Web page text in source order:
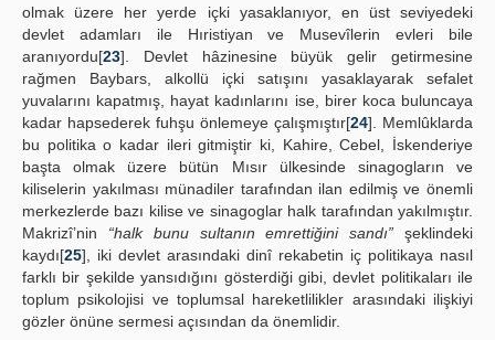
olmak üzere her yerde içki yasaklanıyor, en üst seviyedeki
devlet adamları ile Hıristiyan ve Musevîlerin evleri bile
aranıyordu[23]. Devlet hâzinesine büyük gelir getirmesine
rağmen Baybars, alkollü içki satışını yasaklayarak sefalet
yuvalarını kapatmış, hayat kadınlarını ise, birer koca buluncaya
kadar hapsederek fuhşu önlemeye çalışmıştır[24]. Memlûklarda
bu politika o kadar ileri gitmiştir ki, Kahire, Cebel, İskenderiye
başta olmak üzere bütün Mısır ülkesinde sinagogların ve
kiliselerin yakılması münadiler tarafından ilan edilmiş ve önemli
merkezlerde bazı kilise ve sinagoglar halk tarafından yakılmıştır.
Makrizî’nin “halk bunu sultanın emrettiğini sandı” şeklindeki
kaydı[25], iki devlet arasındaki dinî rekabetin iç politikaya nasıl
farklı bir şekilde yansıdığını gösterdiği gibi, devlet politikaları ile
toplum psikolojisi ve toplumsal hareketlilikler arasındaki ilişkiyi
gözler önüne sermesi açısından da önemlidir.